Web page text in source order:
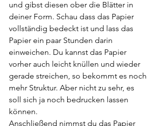
und gibst diesen ober die Blätter in
deiner Form. Schau dass das Papier
vollständig bedeckt ist und lass das
Papier ein paar Stunden darin
einweichen. Du kannst das Papier
vorher auch leicht knüllen und wieder
gerade streichen, so bekommt es noch
mehr Struktur. Aber nicht zu sehr, es
soll sich ja noch bedrucken lassen
können.
Anschließend nimmst du das Papier